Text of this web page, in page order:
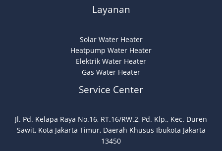
Layanan
Solar Water Heater
Heatpump Water Heater
Elektrik Water Heater
Gas Water Heater
Service Center
Jl. Pd. Kelapa Raya No.16, RT.16/RW.2, Pd. Klp., Kec. Duren
Sawit, Kota Jakarta Timur, Daerah Khusus Ibukota Jakarta
13450